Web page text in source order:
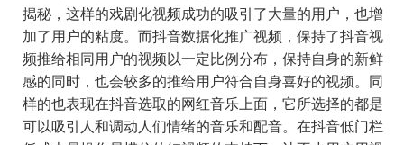
揭秘，这样的戏剧化视频成功的吸引了大量的用户，也增
加了用户的粘度。而抖音数据化推广视频，保持了抖音视
频推给相同用户的视频以一定比例分布，保持自身的新鲜
感的同时，也会较多的推给用户符合自身喜好的视频。同
样的也表现在抖音选取的网红音乐上面，它所选择的都是
可以吸引人和调动人们情绪的音乐和配音。在抖音低门栏